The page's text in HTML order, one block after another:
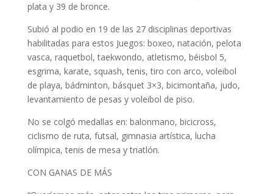
plata y 39 de bronce.
Subió al podio en 19 de las 27 disciplinas deportivas
habilitadas para estos Juegos: boxeo, natación, pelota
vasca, raquetbol, taekwondo, atletismo, béisbol 5,
esgrima, karate, squash, tenis, tiro con arco, voleibol
de playa, bádminton, básquet 3×3, bicimontaña, judo,
levantamiento de pesas y voleibol de piso.
No se colgó medallas en: balonmano, bicicross,
ciclismo de ruta, futsal, gimnasia artística, lucha
olímpica, tenis de mesa y triatlón.
CON GANAS DE MÁS